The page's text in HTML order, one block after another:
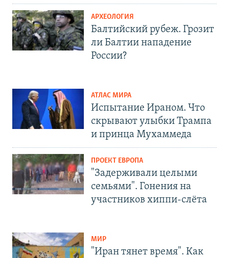
АРХЕОЛОГИЯ
Балтийский рубеж. Грозит
ли Балтии нападение
России?
АТЛАС МИРА
Испытание Ираном. Что
скрывают улыбки Трампа
и принца Мухаммеда
ПРОЕКТ ЕВРОПА
"Задерживали целыми
семьями". Гонения на
участников хиппи-слёта
МИР
"Иран тянет время". Как